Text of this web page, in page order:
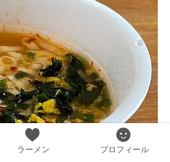
ラーメン プロフィール